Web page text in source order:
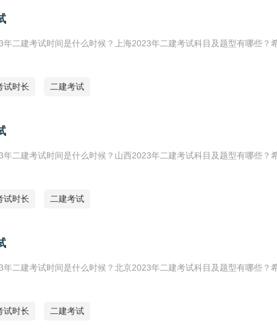
二建考试时间是什么时候？上海2023年二建考试科目及题型有哪些？
试时长 二建考试
二建考试时间是什么时候？山西2023年二建考试科目及题型有哪些？
试时长 二建考试
二建考试时间是什么时候？北京2023年二建考试科目及题型有哪些？
试时长 二建考试